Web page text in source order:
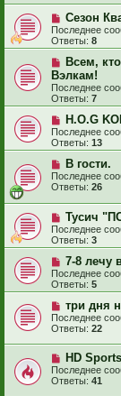
Сезон
Последнее
Ответы: 8
Всем,
Вэлкам!
Последнее
Ответы: 7
H.O.G
Последнее
Ответы: 13
В гости.
Последнее
Ответы: 26
Тусич
Последнее
Ответы: 3
7-8 лечу
Последнее
Ответы: 5
три дня
Последнее
Ответы: 22
HD
Последнее
Ответы: 41